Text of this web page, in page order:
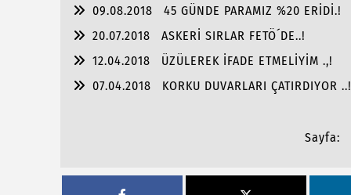
09.08.2018
45 GÜNDE PARAMIZ %20 ERİDİ.!
20.07.2018
ASKERİ SIRLAR FETÖ´DE..!
12.04.2018
ÜZÜLEREK İFADE ETMELİYİM .,!
07.04.2018
KORKU DUVARLARI ÇATIRDIYOR ..!
Sayfa: